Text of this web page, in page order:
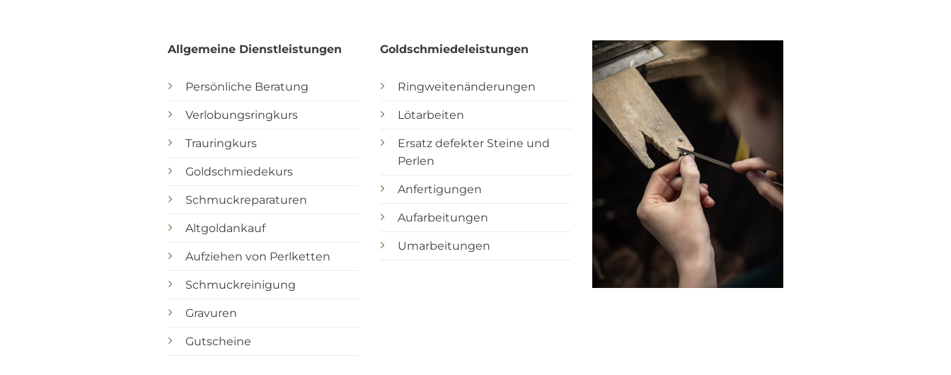
Allgemeine Dienstleistungen
Persönliche Beratung
Verlobungsringkurs
Trauringkurs
Goldschmiedekurs
Schmuckreparaturen
Altgoldankauf
Aufziehen von Perlketten
Schmuckreinigung
Gravuren
Gutscheine
Goldschmiedeleistungen
Ringweitenänderungen
Lötarbeiten
Ersatz defekter Steine und
Perlen
Anfertigungen
Aufarbeitungen
Umarbeitungen